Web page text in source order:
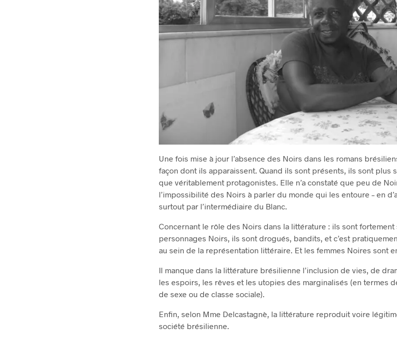
Une fois mise à jour l’absence des Noirs dans les romans
façon dont ils apparaissent. Quand ils sont présents, ils sont plus
que véritablement protagonistes. Elle n’a constaté que peu de
l’impossibilité des Noirs à parler du monde qui les entoure – en
surtout par l’intermédiaire du Blanc.
Concernant le rôle des Noirs dans la littérature : ils sont fortement
personnages Noirs, ils sont drogués, bandits, et c’est
au sein de la représentation littéraire. Et les femmes Noires sont
Il manque dans la littérature brésilienne l’inclusion de vies, de
les espoirs, les rêves et les utopies des marginalisés (en termes
de sexe ou de classe sociale).
Enfin, selon Mme Delcastagnè, la littérature reproduit voire
société brésilienne.